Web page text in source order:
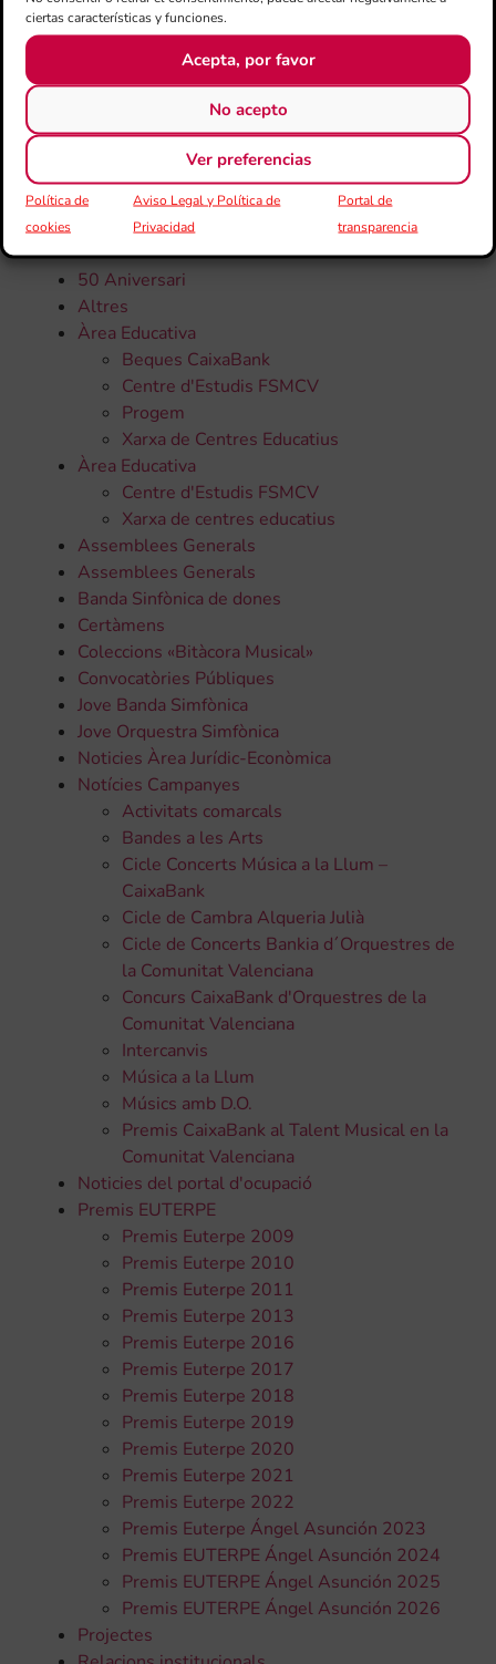
ciertas características y funciones.
Acepta, por favor
No acepto
Ver preferencias
Política de
cookies
Aviso Legal y Política de
Privacidad
Portal de
transparencia
CATEGORÍAS
Todas la noticias
50 Aniversari
Altres
Àrea Educativa
Beques CaixaBank
Centre d'Estudis FSMCV
Progem
Xarxa de Centres Educatius
Àrea Educativa
Centre d'Estudis FSMCV
Xarxa de centres educatius
Assemblees Generals
Assemblees Generals
Banda Sinfònica de dones
Certàmens
Coleccions «Bitàcora Musical»
Convocatòries Públiques
Jove Banda Simfònica
Jove Orquestra Simfònica
Noticies Àrea Jurídic-Econòmica
Notícies Campanyes
Activitats comarcals
Bandes a les Arts
Cicle Concerts Música a la Llum –
CaixaBank
Cicle de Cambra Alqueria Julià
Cicle de Concerts Bankia d´Orquestres de
la Comunitat Valenciana
Concurs CaixaBank d'Orquestres de la
Comunitat Valenciana
Intercanvis
Música a la Llum
Músics amb D.O.
Premis CaixaBank al Talent Musical en la
Comunitat Valenciana
Noticies del portal d'ocupació
Premis EUTERPE
Premis Euterpe 2009
Premis Euterpe 2010
Premis Euterpe 2011
Premis Euterpe 2013
Premis Euterpe 2016
Premis Euterpe 2017
Premis Euterpe 2018
Premis Euterpe 2019
Premis Euterpe 2020
Premis Euterpe 2021
Premis Euterpe 2022
Premis Euterpe Ángel Asunción 2023
Premis EUTERPE Ángel Asunción 2024
Premis EUTERPE Ángel Asunción 2025
Premis EUTERPE Ángel Asunción 2026
Projectes